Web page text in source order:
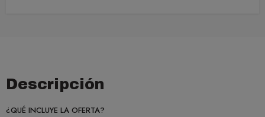
Descripción
¿QUÉ INCLUYE LA OFERTA?